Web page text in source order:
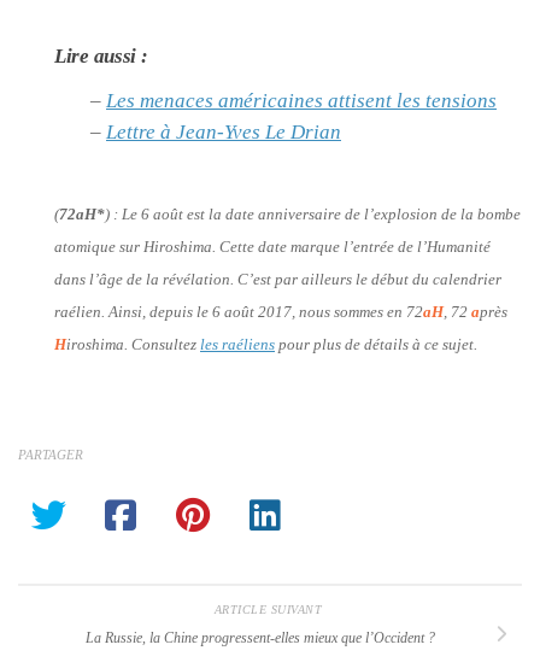
Lire aussi :
– Les menaces américaines attisent les tensions
– Lettre à Jean-Yves Le Drian
(72aH*) : Le 6 août est la date anniversaire de l’explosion de la bombe
atomique sur Hiroshima. Cette date marque l’entrée de l’Humanité
dans l’âge de la révélation. C’est par ailleurs le début du calendrier
raélien. Ainsi, depuis le 6 août 2017, nous sommes en 72aH, 72 après
Hiroshima. Consultez les raéliens pour plus de détails à ce sujet.
PARTAGER
ARTICLE SUIVANT
La Russie, la Chine progressent-elles mieux que l’Occident ?